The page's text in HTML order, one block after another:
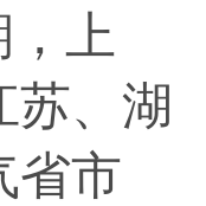
，上
苏、湖
省市